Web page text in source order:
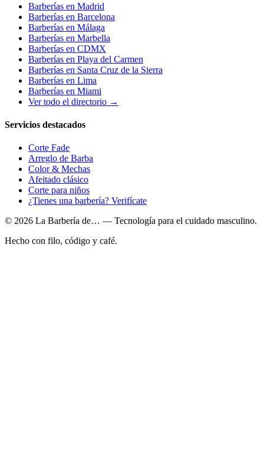
Barberías en Madrid
Barberías en Barcelona
Barberías en Málaga
Barberías en Marbella
Barberías en CDMX
Barberías en Playa del Carmen
Barberías en Santa Cruz de la Sierra
Barberías en Lima
Barberías en Miami
Ver todo el directorio →
Servicios destacados
Corte Fade
Arreglo de Barba
Color & Mechas
Afeitado clásico
Corte para niños
¿Tienes una barbería? Verifícate
© 2026 La Barbería de… — Tecnología para el cuidado masculino.
Hecho con filo, código y café.